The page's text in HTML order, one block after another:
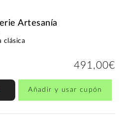
Artesanía
clásica
491,00€
Añadir y usar cupón